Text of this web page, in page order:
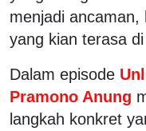
menjadi ancaman,
yang kian terasa
Dalam episode
Pramono Anung
langkah konkret